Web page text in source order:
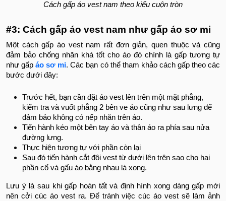
Cách gấp áo vest nam theo kiểu cuộn tròn
#3: Cách gấp áo vest nam như gấp áo sơ mi
Một cách gấp áo vest nam rất đơn giản, quen thuộc và cũng
đảm bảo chống nhăn khá tốt cho áo đó chính là gấp tương tự
như gấpáo sơ mi. Các bạn có thể tham khảo cách gấp theo các
bước dưới đây:
Trước hết, bạn cần đặt áo vest lên trên một mặt phẳng,
kiểm tra và vuốt phẳng 2 bên ve áo cũng như sau lưng để
đảm bảo không có nếp nhăn trên áo.
Tiến hành kéo một bên tay áo và thân áo ra phía sau nửa
đường lưng.
Thực hiện tương tự với phần còn lại
Sau đó tiến hành cắt đôi vest từ dưới lên trên sao cho hai
phần cổ và gấu áo bằng nhau là xong.
Lưu ý là sau khi gấp hoàn tất và định hình xong dáng gấp mới
nên cởi cúc áo vest ra. Để tránh việc cúc áo vest sẽ làm ảnh